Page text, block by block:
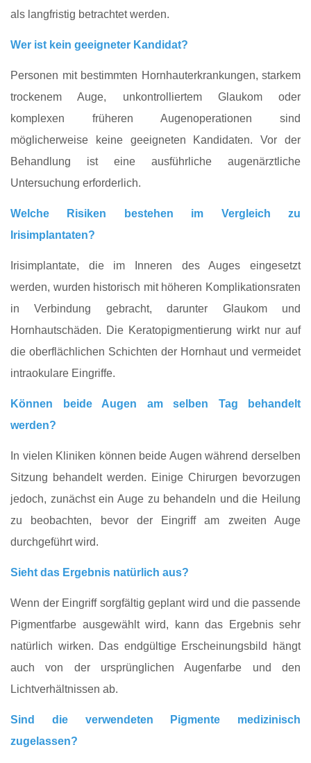
als langfristig betrachtet werden.
Wer ist kein geeigneter Kandidat?
Personen mit bestimmten Hornhauterkrankungen, starkem
trockenem Auge, unkontrolliertem Glaukom oder
komplexen früheren Augenoperationen sind
möglicherweise keine geeigneten Kandidaten. Vor der
Behandlung ist eine ausführliche augenärztliche
Untersuchung erforderlich.
Welche Risiken bestehen im Vergleich zu
Irisimplantaten?
Irisimplantate, die im Inneren des Auges eingesetzt
werden, wurden historisch mit höheren Komplikationsraten
in Verbindung gebracht, darunter Glaukom und
Hornhautschäden. Die Keratopigmentierung wirkt nur auf
die oberflächlichen Schichten der Hornhaut und vermeidet
intraokulare Eingriffe.
Können beide Augen am selben Tag behandelt
werden?
In vielen Kliniken können beide Augen während derselben
Sitzung behandelt werden. Einige Chirurgen bevorzugen
jedoch, zunächst ein Auge zu behandeln und die Heilung
zu beobachten, bevor der Eingriff am zweiten Auge
durchgeführt wird.
Sieht das Ergebnis natürlich aus?
Wenn der Eingriff sorgfältig geplant wird und die passende
Pigmentfarbe ausgewählt wird, kann das Ergebnis sehr
natürlich wirken. Das endgültige Erscheinungsbild hängt
auch von der ursprünglichen Augenfarbe und den
Lichtverhältnissen ab.
Sind die verwendeten Pigmente medizinisch
zugelassen?